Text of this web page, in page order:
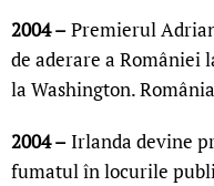
2004 –Premierul
de aderare a
la Washington.
2004 –Irlanda devine
fumatul în locurile